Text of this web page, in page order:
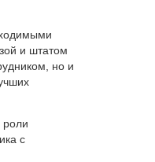
и штатом
но и
роли
с